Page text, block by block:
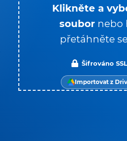
Klikněte a
soubor nebo
přetáhněte
Šifrováno SSL
Importovat z